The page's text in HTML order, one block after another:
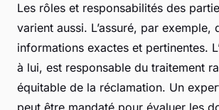
Les rôles et responsabilités des
varient aussi. L’assuré, par
informations exactes et pertinentes.
à lui, est responsable du traitement
équitable de la réclamation. Un